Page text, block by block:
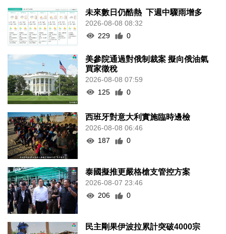
未來數日仍酷熱 下週中驟雨增多
2026-08-08 08:32
229
0
美參院通過對俄制裁案 擬向俄油氣
買家徵稅
2026-08-08 07:59
125
0
西班牙對意大利實施臨時邊檢
2026-08-08 06:46
187
0
泰國擬推更嚴格槍支管控方案
2026-08-07 23:46
206
0
民主剛果伊波拉累計突破4000宗